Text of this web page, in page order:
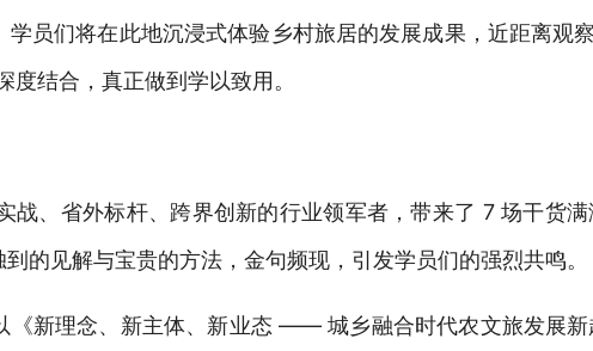
学员们将在此地沉浸式体验乡村旅居的发展成果，近距离观察
结合，真正做到学以致用。
战、省外标杆、跨界创新的行业领军者，带来了 7 场干货满
的见解与宝贵的方法，金句频现，引发学员们的强烈共鸣。
《新理念、新主体、新业态 —— 城乡融合时代农文旅发展新